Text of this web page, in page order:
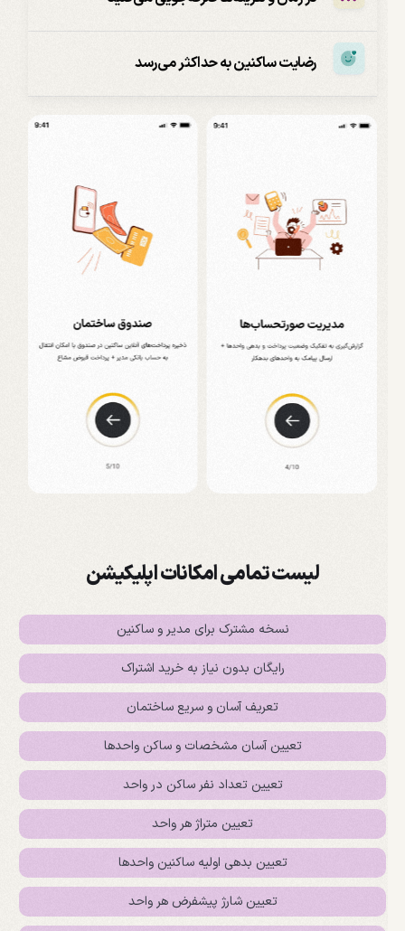
رضایت ساکنین به حداکثر می‌رسد
لیست تمامی امکانات اپلیکیشن
نسخه مشترک برای مدیر و ساکنین
رایگان بدون نیاز به خرید اشتراک
تعریف آسان و سریع ساختمان
تعیین آسان مشخصات و ساکن واحدها
تعیین تعداد نفر ساکن در واحد
تعیین متراژ هر واحد
تعیین بدهی اولیه ساکنین واحدها
تعیین شارژ پیشفرض هر واحد